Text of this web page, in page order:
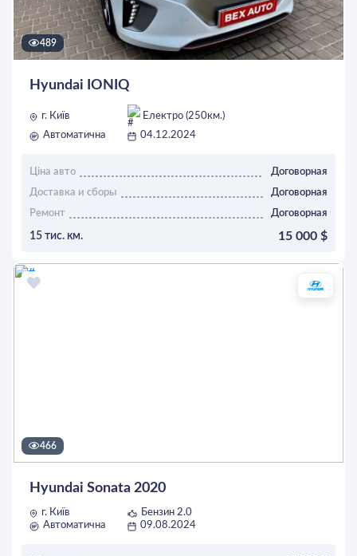
489
Hyundai IONIQ
г. Київ
Електро (250км.)
Автоматична
04.12.2024
Ціна авто
Договорная
Доставка и сборы
Договорная
Ремонт
Договорная
15 тис. км. 15 000 $
ОСТАВИТЬ ЗАЯВКУ
466
Hyundai Sonata 2020
г. Київ
Бензин 2.0
Автоматична
09.08.2024